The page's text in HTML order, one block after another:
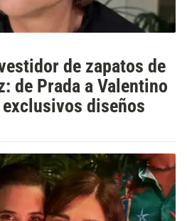
de zapatos de
de Prada a Valentino
diseños